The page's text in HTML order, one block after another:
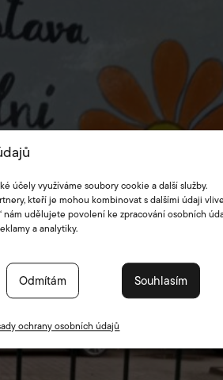
účely využíváme soubory cookie a další služby.
kteří je mohou kombinovat s dalšími údaji
nám udělujete povolení ke zpracování osobních
a analytiky.
Souhlasím
Odmítám
ochrany osobních údajů